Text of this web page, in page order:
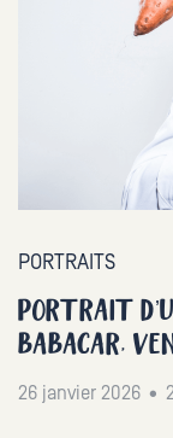
PORTRAITS
PORTRAIT
BABACAR,
26 janvier 2026 •